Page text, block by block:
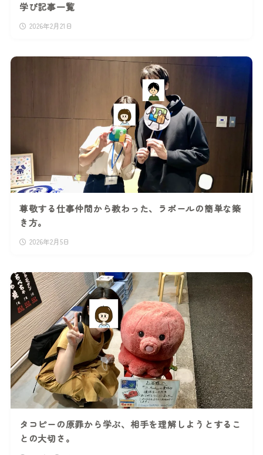
学び記事一覧
2026年2月21日
尊敬する仕事仲間から教わった、ラポールの簡単な築
き方。
2026年2月5日
タコピーの原罪から学ぶ、相手を理解しようとするこ
との大切さ。